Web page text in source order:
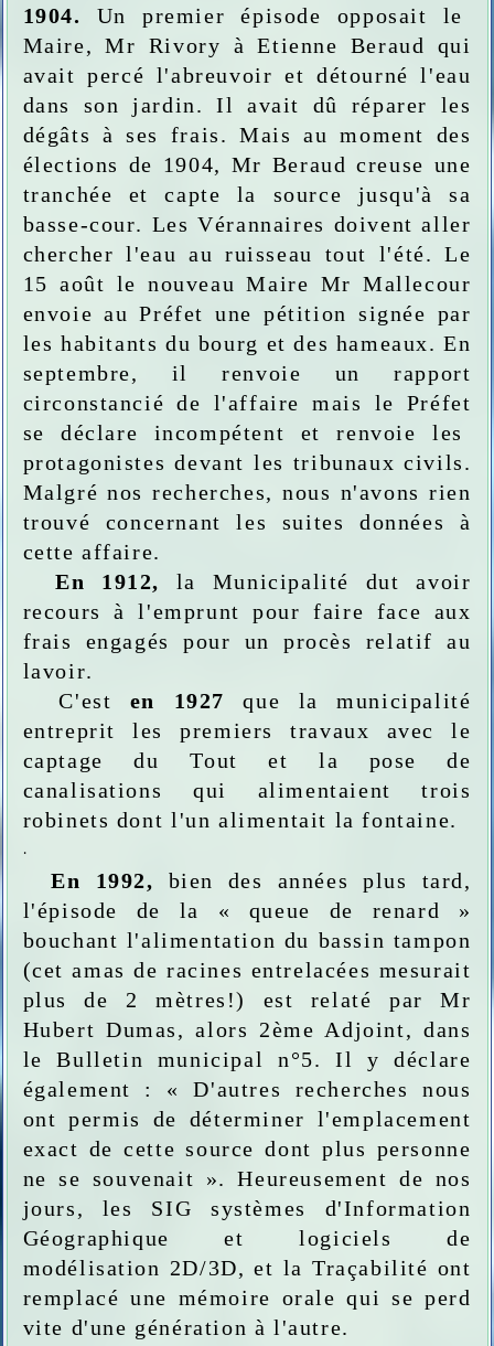
1904.
Un premier épisode opposait le
Maire, Mr Rivory à Etienne Beraud qui
avait percé l'abreuvoir et détourné l'eau
dans son jardin. Il avait dû réparer les
dégâts à ses frais. Mais au moment des
élections de 1904, Mr Beraud creuse une
tranchée et capte la source jusqu'à
sa
basse-cour. Les Vérannaires doivent aller
chercher l'eau au ruisseau tout l'été. Le
15 août le nouveau Maire Mr Mallecour
envoie au Préfet une pétition signée par
les habitants du bourg et des hameaux. En
septembre, il
renvoie un rapport
circonstancié de l'affaire mais le Préfet
se déclare incompétent et renvoie les
protagonistes devant les tribunaux civils.
Malgré nos recherches, nous n'avons rien
trouvé concernant les suites données à
cette affaire.
En 1912, la Municipalité dut avoir
recours à l'emprunt pour faire face aux
frais engagés pour un procès relatif au
lavoir.
C'est en 1927 que la municipalité
entreprit les premiers travaux avec le
captage du Tout et la pose de
canalisations qui alimentaient trois
robinets dont l'un alimentait la fontaine.
.
En 1992, bien des années plus tard,
l'épisode de la « queue de renard »
bouchant l'alimentation du bassin tampon
(cet amas de racines entrelacées mesurait
plus de 2 mètres!) est relaté par Mr
Hubert Dumas, alors 2ème Adjoint, dans
le Bulletin municipal n°5. Il y déclare
également : « D'autres recherches nous
ont permis de déterminer l'emplacement
exact de cette source dont plus personne
ne se souvenait ». Heureusement de nos
jours, les SIG systèmes d'Information
Géographique et logiciels de
modélisation 2D/3D, et la Traçabilité ont
remplacé une mémoire orale qui se perd
vite d'une génération à l'autre.